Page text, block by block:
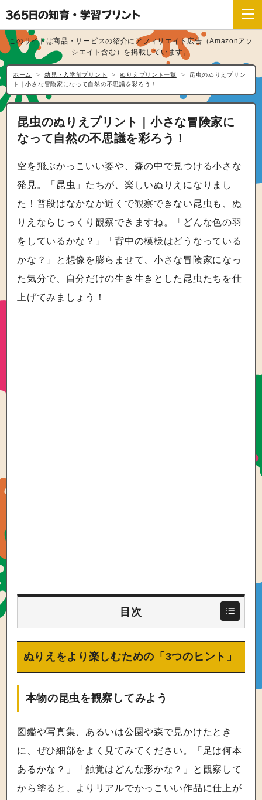
このサイトは商品・サービスの紹介にアフィリエイト広告（Amazonアソ
シエイト含む）を掲載しています。
ホーム 幼児・入学前プリント ぬりえプリント一覧
昆虫のぬりえプリン
ト｜小さな冒険家になって自然の不思議を彩ろう！
昆虫のぬりえプリント｜小さな冒険家に
なって自然の不思議を彩ろう！
空を飛ぶかっこいい姿や、森の中で見つける小さな
発見。「昆虫」たちが、楽しいぬりえになりまし
た！普段はなかなか近くで観察できない昆虫も、ぬ
りえならじっくり観察できますね。「どんな色の羽
をしているかな？」「背中の模様はどうなっている
かな？」と想像を膨らませて、小さな冒険家になっ
た気分で、自分だけの生き生きとした昆虫たちを仕
上げてみましょう！
目次
ぬりえをより楽しむための「3つのヒント」
本物の昆虫を観察してみよう
図鑑や写真集、あるいは公園や森で見かけたとき
に、ぜひ細部をよく見てみてください。「足は何本
あるかな？」「触覚はどんな形かな？」と観察して
から塗ると、よりリアルでかっこいい作品に仕上が